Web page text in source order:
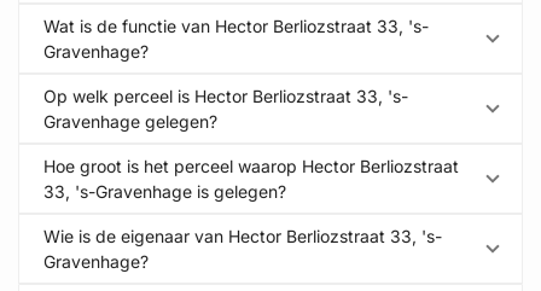
Wat is de functie van Hector Berliozstraat 33, 's-
Gravenhage?
Op welk perceel is Hector Berliozstraat 33, 's-
Gravenhage gelegen?
Hoe groot is het perceel waarop Hector Berliozstraat
33, 's-Gravenhage is gelegen?
Wie is de eigenaar van Hector Berliozstraat 33, 's-
Gravenhage?